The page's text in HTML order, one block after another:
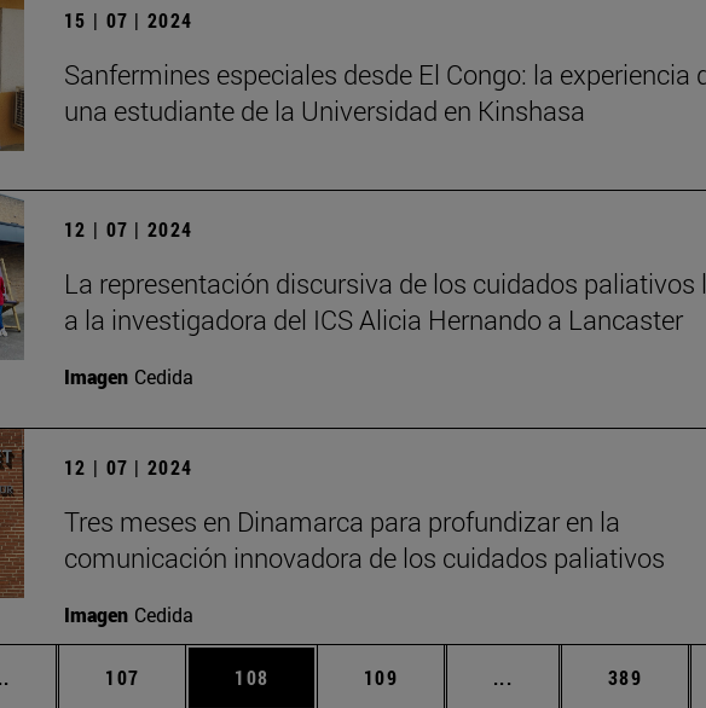
15 | 07 | 2024
Sanfermines especiales desde El Congo: la experiencia
una estudiante de la Universidad en Kinshasa
12 | 07 | 2024
La representación discursiva de los cuidados paliativos
a la investigadora del ICS Alicia Hernando a Lancaster
Imagen Cedida
12 | 07 | 2024
Tres meses en Dinamarca para profundizar en la
comunicación innovadora de los cuidados paliativos
Imagen Cedida
Páginas intermedias Use TAB para desplazarse.
Página
107 Página
108 Página
109 ... Páginas Página
389